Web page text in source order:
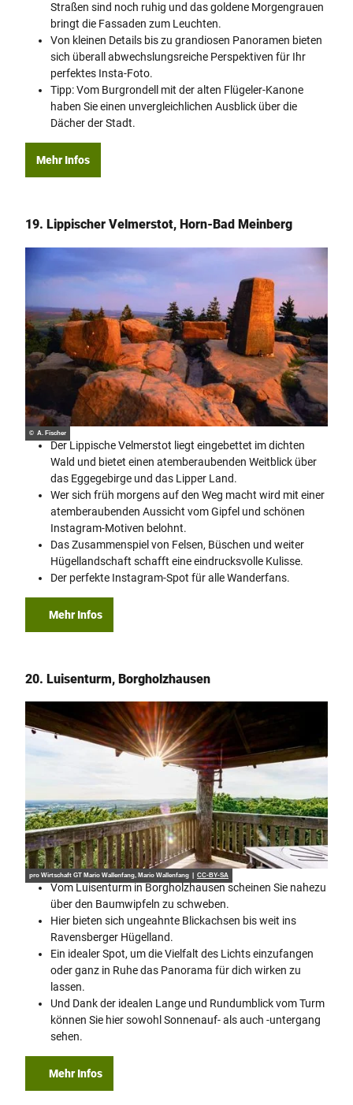
Straßen sind noch ruhig und das goldene Morgengrauen
bringt die Fassaden zum Leuchten.
Von kleinen Details bis zu grandiosen Panoramen bieten
sich überall abwechslungsreiche Perspektiven für Ihr
perfektes Insta-Foto.
Tipp: Vom Burgrondell mit der alten Flügeler-Kanone
haben Sie einen unvergleichlichen Ausblick über die
Dächer der Stadt.
Mehr Infos
19. Lippischer Velmerstot, Horn-Bad Meinberg
© A. Fischer
Der Lippische Velmerstot liegt eingebettet im dichten
Wald und bietet einen atemberaubenden Weitblick über
das Eggegebirge und das Lipper Land.
Wer sich früh morgens auf den Weg macht wird mit einer
atemberaubenden Aussicht vom Gipfel und schönen
Instagram-Motiven belohnt.
Das Zusammenspiel von Felsen, Büschen und weiter
Hügellandschaft schafft eine eindrucksvolle Kulisse.
Der perfekte Instagram-Spot für alle Wanderfans.
Mehr Infos
20. Luisenturm, Borgholzhausen
pro Wirtschaft GT Mario Wallenfang, Mario Wallenfang | CC-BY-SA
Vom Luisenturm in Borgholzhausen scheinen Sie nahezu
über den Baumwipfeln zu schweben.
Hier bieten sich ungeahnte Blickachsen bis weit ins
Ravensberger Hügelland.
Ein idealer Spot, um die Vielfalt des Lichts einzufangen
oder ganz in Ruhe das Panorama für dich wirken zu
lassen.
Und Dank der idealen Lange und Rundumblick vom Turm
können Sie hier sowohl Sonnenauf- als auch -untergang
sehen.
Mehr Infos